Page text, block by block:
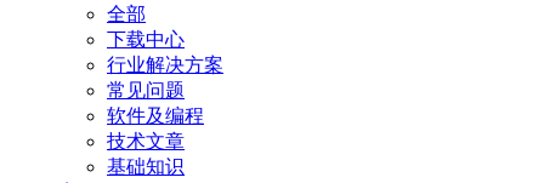
全部
下载中心
行业解决方案
常见问题
软件及编程
技术文章
基础知识